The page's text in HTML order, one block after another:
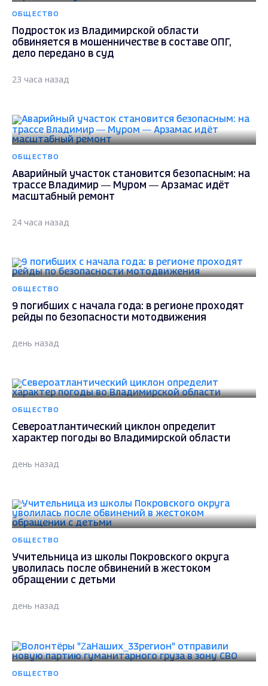
ОБЩЕСТВО
Подросток из Владимирской области
обвиняется в мошенничестве в составе ОПГ,
дело передано в суд
23 часа назад
ОБЩЕСТВО
Аварийный участок становится безопасным: на
трассе Владимир — Муром — Арзамас идёт
масштабный ремонт
24 часа назад
ОБЩЕСТВО
9 погибших с начала года: в регионе проходят
рейды по безопасности мотодвижения
день назад
ОБЩЕСТВО
Североатлантический циклон определит
характер погоды во Владимирской области
день назад
ОБЩЕСТВО
Учительница из школы Покровского округа
уволилась после обвинений в жестоком
обращении с детьми
день назад
ОБЩЕСТВО